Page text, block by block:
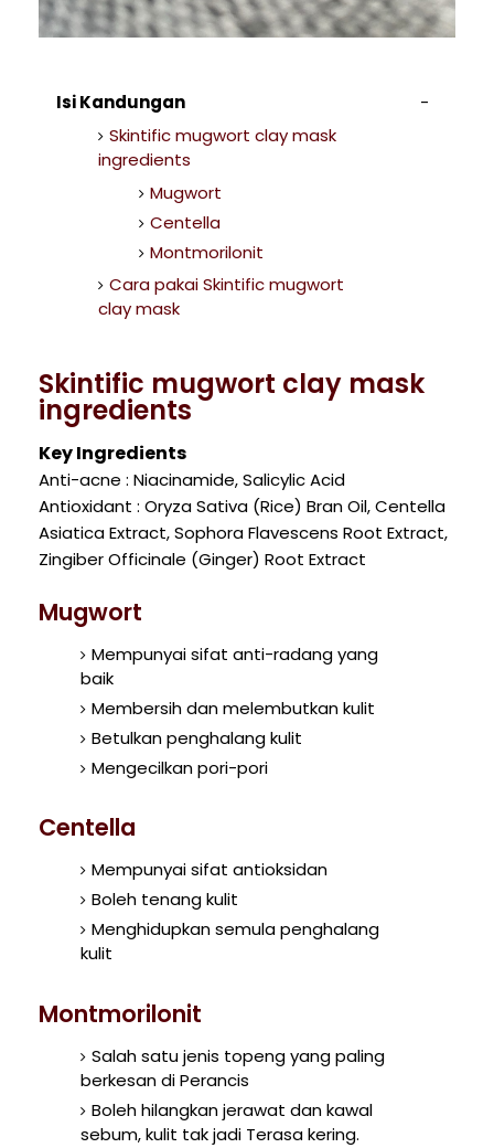
Isi Kandungan
Skintific mugwort clay mask
ingredients
Mugwort
Centella
Montmorilonit
Cara pakai Skintific mugwort
clay mask
Skintific mugwort clay mask
ingredients
Key Ingredients
Anti-acne : Niacinamide, Salicylic Acid
Antioxidant : Oryza Sativa (Rice) Bran Oil, Centella
Asiatica Extract, Sophora Flavescens Root Extract,
Zingiber Officinale (Ginger) Root Extract
Mugwort
Mempunyai sifat anti-radang yang
baik
Membersih dan melembutkan kulit
Betulkan penghalang kulit
Mengecilkan pori-pori
Centella
Mempunyai sifat antioksidan
Boleh tenang kulit
Menghidupkan semula penghalang
kulit
Montmorilonit
Salah satu jenis topeng yang paling
berkesan di Perancis
Boleh hilangkan jerawat dan kawal
sebum, kulit tak jadi Terasa kering.